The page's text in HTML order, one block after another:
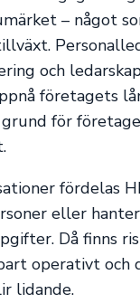
– något
och
företagets
för
fördelas
eller
Då finns
operativt och
lidande.